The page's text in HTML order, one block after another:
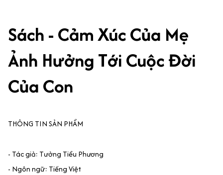
Sách - Cảm Xúc Của Mẹ
Ảnh Hưởng Tới Cuộc Đời
Của Con
THÔNG TIN SẢN PHẨM
- Tác giả: Tưởng Tiểu Phương
- Ngôn ngữ: Tiếng Việt